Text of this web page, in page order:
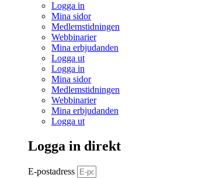
Logga in
Mina sidor
Medlemstidningen
Webbinarier
Mina erbjudanden
Logga ut
Logga in
Mina sidor
Medlemstidningen
Webbinarier
Mina erbjudanden
Logga ut
Logga in direkt
E-postadress